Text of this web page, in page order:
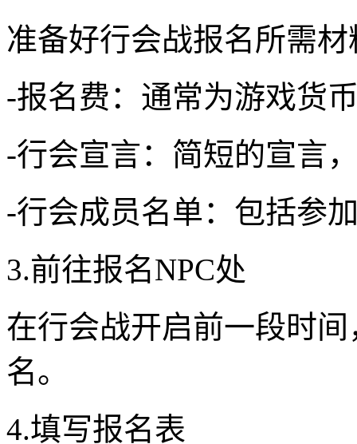
准备好行会战报名所需材
-报名费：通常为游戏货
-行会宣言：简短的宣言
-行会成员名单：包括参
3.前往报名NPC处
在行会战开启前一段时
名。
4.填写报名表